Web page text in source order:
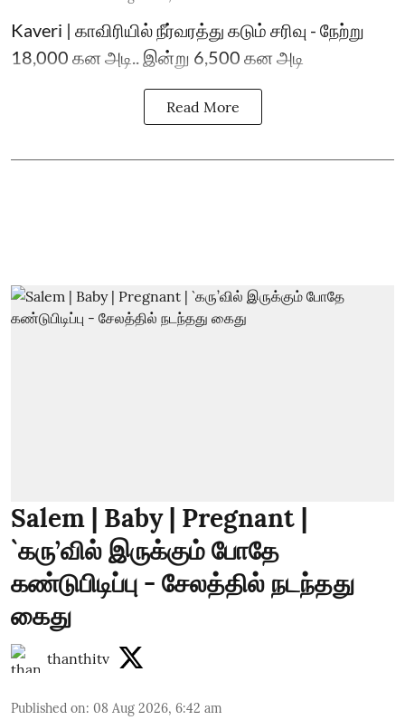
Kaveri | காவிரியில் நீர்வரத்து கடும் சரிவு - நேற்று
18,000 கன அடி.. இன்று 6,500 கன அடி
Read More
Salem | Baby | Pregnant |
`கரு’வில் இருக்கும் போதே
கண்டுபிடிப்பு - சேலத்தில் நடந்தது
கைது
thanthitv
Published on: 08 Aug 2026, 6:42 am